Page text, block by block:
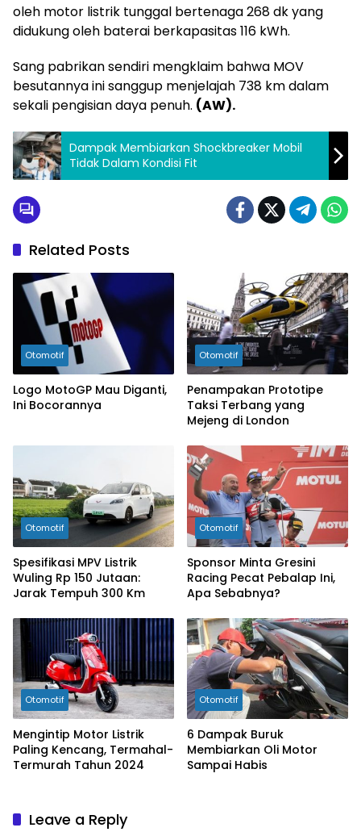
oleh motor listrik tunggal bertenaga 268 dk yang
didukung oleh baterai berkapasitas 116 kWh.
Sang pabrikan sendiri mengklaim bahwa MOV
besutannya ini sanggup menjelajah 738 km dalam
sekali pengisian daya penuh. (AW).
Dampak Membiarkan Shockbreaker Mobil
Tidak Dalam Kondisi Fit
Related Posts
Otomotif
Logo MotoGP Mau Diganti,
Ini Bocorannya
Otomotif
Penampakan Prototipe
Taksi Terbang yang
Mejeng di London
Otomotif
Spesifikasi MPV Listrik
Wuling Rp 150 Jutaan:
Jarak Tempuh 300 Km
Otomotif
Sponsor Minta Gresini
Racing Pecat Pebalap Ini,
Apa Sebabnya?
Otomotif
Mengintip Motor Listrik
Paling Kencang, Termahal-
Termurah Tahun 2024
Otomotif
6 Dampak Buruk
Membiarkan Oli Motor
Sampai Habis
Leave a Reply